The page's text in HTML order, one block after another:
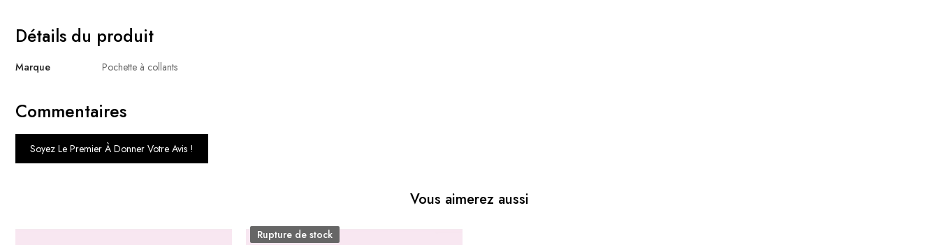
Détails du produit
Marque Pochette à collants
Commentaires
Soyez Le Premier À Donner Votre Avis !
Vous aimerez aussi
Rupture de stock